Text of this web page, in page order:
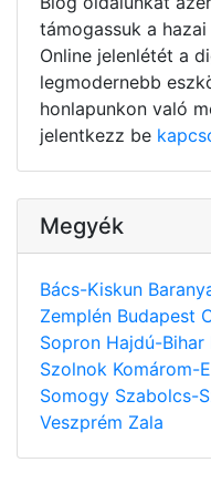
támogassuk a
Online jelenlétét a
legmodernebb
honlapunkon való
jelentkezz be
Megyék
Bács-Kiskun
Zemplén Budapest
Sopron Hajdú-Bihar
Szolnok Komárom-
Somogy Szabolcs-
Veszprém Zala